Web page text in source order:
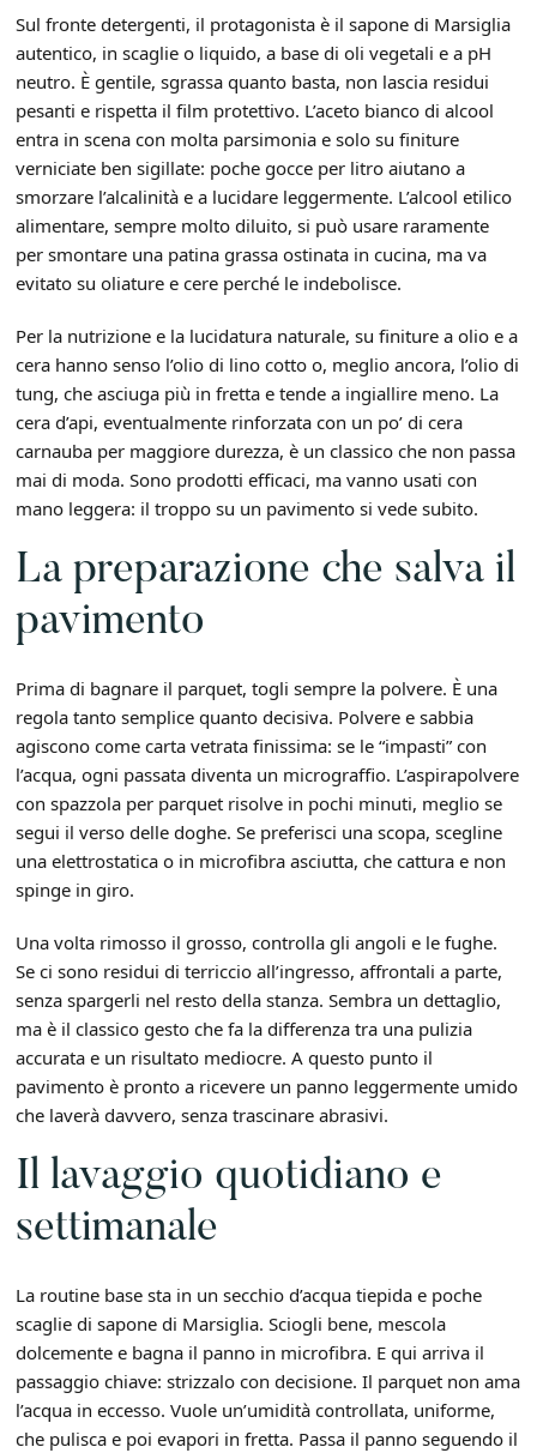
Sul fronte detergenti, il protagonista è il sapone di Marsiglia
autentico, in scaglie o liquido, a base di oli vegetali e a pH
neutro. È gentile, sgrassa quanto basta, non lascia residui
pesanti e rispetta il film protettivo. L’aceto bianco di alcool
entra in scena con molta parsimonia e solo su finiture
verniciate ben sigillate: poche gocce per litro aiutano a
smorzare l’alcalinità e a lucidare leggermente. L’alcool etilico
alimentare, sempre molto diluito, si può usare raramente
per smontare una patina grassa ostinata in cucina, ma va
evitato su oliature e cere perché le indebolisce.
Per la nutrizione e la lucidatura naturale, su finiture a olio e a
cera hanno senso l’olio di lino cotto o, meglio ancora, l’olio di
tung, che asciuga più in fretta e tende a ingiallire meno. La
cera d’api, eventualmente rinforzata con un po’ di cera
carnauba per maggiore durezza, è un classico che non passa
mai di moda. Sono prodotti efficaci, ma vanno usati con
mano leggera: il troppo su un pavimento si vede subito.
La preparazione che salva il
pavimento
Prima di bagnare il parquet, togli sempre la polvere. È una
regola tanto semplice quanto decisiva. Polvere e sabbia
agiscono come carta vetrata finissima: se le “impasti” con
l’acqua, ogni passata diventa un micrograffio. L’aspirapolvere
con spazzola per parquet risolve in pochi minuti, meglio se
segui il verso delle doghe. Se preferisci una scopa, scegline
una elettrostatica o in microfibra asciutta, che cattura e non
spinge in giro.
Una volta rimosso il grosso, controlla gli angoli e le fughe.
Se ci sono residui di terriccio all’ingresso, affrontali a parte,
senza spargerli nel resto della stanza. Sembra un dettaglio,
ma è il classico gesto che fa la differenza tra una pulizia
accurata e un risultato mediocre. A questo punto il
pavimento è pronto a ricevere un panno leggermente umido
che laverà davvero, senza trascinare abrasivi.
Il lavaggio quotidiano e
settimanale
La routine base sta in un secchio d’acqua tiepida e poche
scaglie di sapone di Marsiglia. Sciogli bene, mescola
dolcemente e bagna il panno in microfibra. E qui arriva il
passaggio chiave: strizzalo con decisione. Il parquet non ama
l’acqua in eccesso. Vuole un’umidità controllata, uniforme,
che pulisca e poi evapori in fretta. Passa il panno seguendo il